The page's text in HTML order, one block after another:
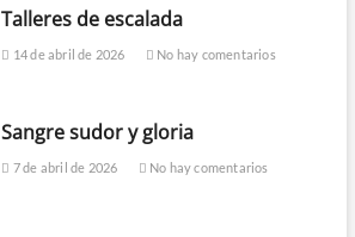
Talleres de escalada
14 de abril de 2026 No hay comentarios
Sangre sudor y gloria
7 de abril de 2026 No hay comentarios